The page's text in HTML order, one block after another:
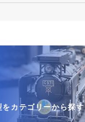
をカテゴリーから探す